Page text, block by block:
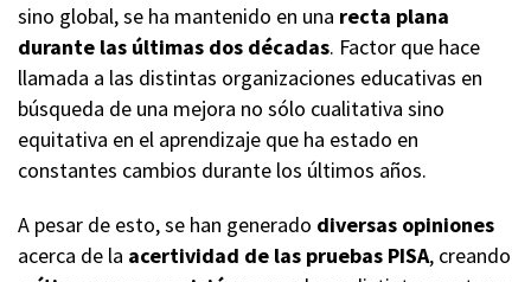
sino global, se ha mantenido en una recta plana
durante las últimas dos décadas. Factor que hace
llamada a las distintas organizaciones educativas en
búsqueda de una mejora no sólo cualitativa sino
equitativa en el aprendizaje que ha estado en
constantes cambios durante los últimos años.
A pesar de esto, se han generado diversas opiniones
acerca de la acertividad de las pruebas PISA, creando